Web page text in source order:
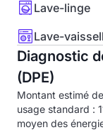
Lave-linge
Lave-
Diagnostic
(DPE)
Montant estimé
usage standard :
moyen des